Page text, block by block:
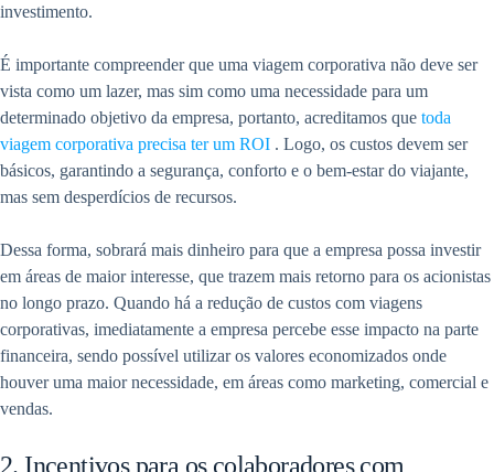
investimento.
É importante compreender que uma viagem corporativa não deve ser
vista como um lazer, mas sim como uma necessidade para um
determinado objetivo da empresa, portanto, acreditamos que toda
viagem corporativa precisa ter um ROI . Logo, os custos devem ser
básicos, garantindo a segurança, conforto e o bem-estar do viajante,
mas sem desperdícios de recursos.
Dessa forma, sobrará mais dinheiro para que a empresa possa investir
em áreas de maior interesse, que trazem mais retorno para os acionistas
no longo prazo. Quando há a redução de custos com viagens
corporativas, imediatamente a empresa percebe esse impacto na parte
financeira, sendo possível utilizar os valores economizados onde
houver uma maior necessidade, em áreas como marketing, comercial e
vendas.
2. Incentivos para os colaboradores com